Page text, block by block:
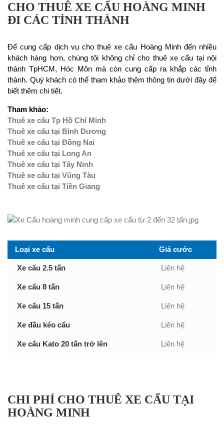
CHO THUÊ XE CẨU HOÀNG MINH
ĐI CÁC TỈNH THÀNH
Để cung cấp dịch vụ cho thuê xe cẩu Hoàng Minh đến nhiều
khách hàng hơn, chúng tôi không chỉ cho thuê xe cẩu tại nội
thành TpHCM, Hóc Môn mà còn cung cấp ra khắp các tỉnh
thành. Quý khách có thể tham khảo thêm thông tin dưới đây để
biết thêm chi tiết.
Tham khảo:
Thuê xe cẩu Tp Hồ Chí Minh
Thuê xe cẩu tại Bình Dương
Thuê xe cẩu tại Đồng Nai
Thuê xe cẩu tại Long An
Thuê xe cẩu tại Tây Ninh
Thuê xe cẩu tại Vũng Tàu
Thuê xe cẩu tại Tiền Giang
Loại xe cẩu Giá cước
Xe cẩu 2.5 tấn Liên hệ
Xe cẩu 8 tấn Liên hệ
Xe cẩu 15 tấn Liên hệ
Xe đầu kéo cẩu Liên hệ
Xe cẩu Kato 20 tấn trở lên Liên hệ
CHI PHÍ CHO THUÊ XE CẨU TẠI
HOÀNG MINH